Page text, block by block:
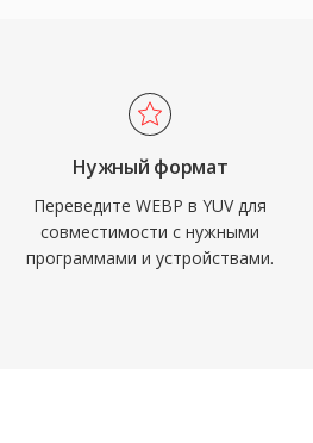
Нужный формат
Переведите WEBP в YUV для
совместимости с нужными
программами и устройствами.